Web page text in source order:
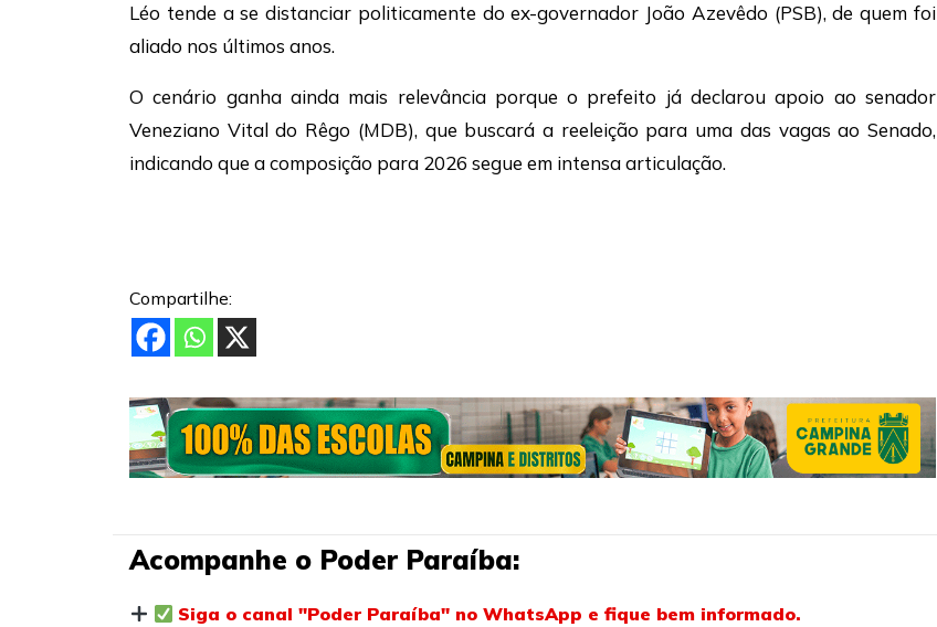
Léo tende a se distanciar politicamente do ex-governador João Azevêdo (PSB), de quem foi
aliado nos últimos anos.
O cenário ganha ainda mais relevância porque o prefeito já declarou apoio ao senador
Veneziano Vital do Rêgo (MDB), que buscará a reeleição para uma das vagas ao Senado,
indicando que a composição para 2026 segue em intensa articulação.
Compartilhe:
Acompanhe o Poder Paraíba:
Siga o canal "Poder Paraíba" no WhatsApp e fique bem informado.